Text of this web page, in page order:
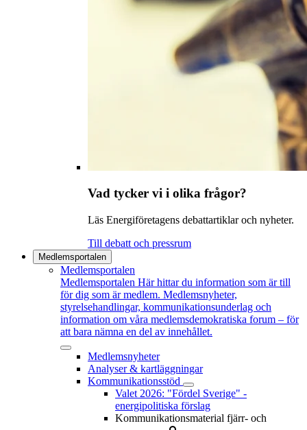
Vad tycker vi i olika frågor?
Läs Energiföretagens debattartiklar och nyheter.
Till debatt och pressrum
Medlemsportalen
Medlemsportalen
Medlemsportalen Här hittar du information som är till
för dig som är medlem. Medlemsnyheter,
styrelsehandlingar, kommunikationsunderlag och
information om våra medlemsdemokratiska forum – för
att bara nämna en del av innehållet.
Medlemsnyheter
Analyser & kartläggningar
Kommunikationsstöd
Valet 2026: "Fördel Sverige" -
energipolitiska förslag
Kommunikationsmaterial fjärr- och